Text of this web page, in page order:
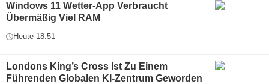
Windows 11 Wetter-App Verbraucht
Übermäßig Viel RAM
Heute 18:51
Londons King’s Cross Ist Zu Einem
Führenden Globalen KI-Zentrum Geworden